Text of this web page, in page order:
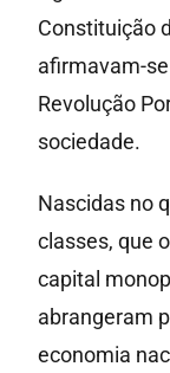
Constituição
afirmavam-
Revolução
sociedade.
Nascidas no
classes, que
capital
abrangeram
economia